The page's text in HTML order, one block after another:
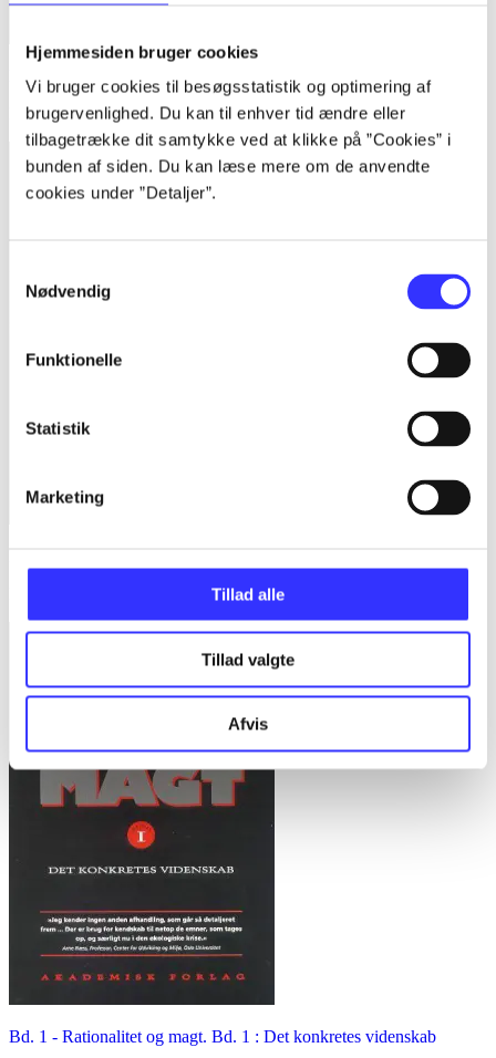
Hjemmesiden bruger cookies
Vi bruger cookies til besøgsstatistik og optimering af
brugervenlighed. Du kan til enhver tid ændre eller
tilbagetrække dit samtykke ved at klikke på ”Cookies” i
bunden af siden. Du kan læse mere om de anvendte
cookies under ”Detaljer”.
Nødvendig
Funktionelle
Statistik
Marketing
Tillad alle
Tillad valgte
Afvis
Bind 1 -
Rationalitet og magt. Bind 1 : Det konkretes videnskab
Bent Flyvbjerg
Bd. 1 - Rationalitet og magt. Bd. 1 : Det konkretes videnskab